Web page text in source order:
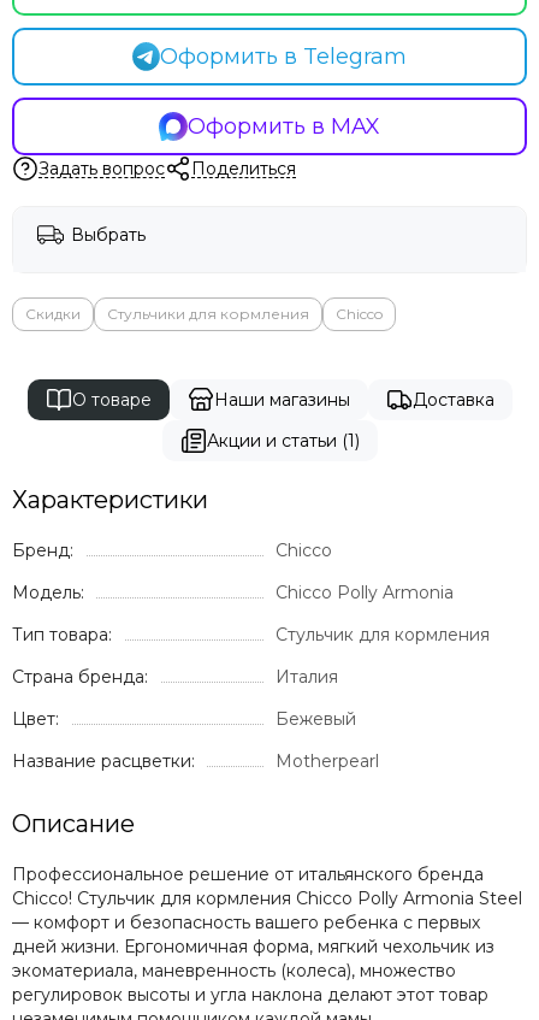
Оформить в Telegram
Оформить в MAX
Задать вопрос Поделиться
Выбрать
Скидки Стульчики для кормления Chicco
О товаре Наши магазины
Доставка
Акции и статьи (1)
Характеристики
Бренд:
Chicco
Модель:
Chicco Polly Armonia
Тип товара:
Стульчик для кормления
Страна бренда:
Италия
Цвет:
Бежевый
Название расцветки:
Motherpearl
Описание
Профессиональное решение от итальянского бренда
Chicco! Стульчик для кормления Chicco Polly Armonia Steel
— комфорт и безопасность вашего ребенка с первых
дней жизни. Ергономичная форма, мягкий чехольчик из
экоматериала, маневренность (колеса), множество
регулировок высоты и угла наклона делают этот товар